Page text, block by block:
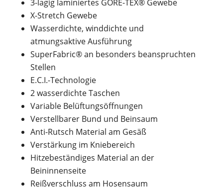
3-lagig laminiertes GORE-TEX® Gewebe
X-Stretch Gewebe
Wasserdichte, winddichte und
atmungsaktive Ausführung
SuperFabric® an besonders beanspruchten
Stellen
E.C.I.-Technologie
2 wasserdichte Taschen
Variable Belüftungsöffnungen
Verstellbarer Bund und Beinsaum
Anti-Rutsch Material am Gesäß
Verstärkung im Kniebereich
Hitzebeständiges Material an der
Beininnenseite
Reißverschluss am Hosensaum